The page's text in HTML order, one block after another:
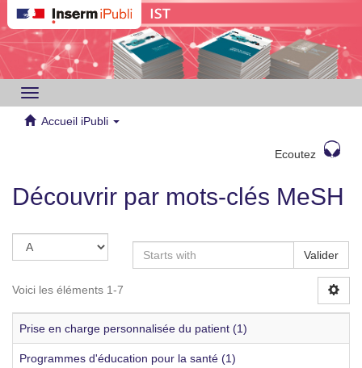
Toggle
navigation
Accueil iPubli
Ecoutez
Découvrir par mots-clés MeSH
Valider
Voici les éléments 1-7
Prise en charge personnalisée du patient (1)
Programmes d'éducation pour la santé (1)